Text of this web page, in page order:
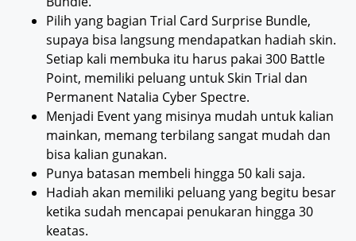
Pilih yang bagian Trial Card Surprise Bundle,
supaya bisa langsung mendapatkan hadiah skin.
Setiap kali membuka itu harus pakai 300 Battle
Point, memiliki peluang untuk Skin Trial dan
Permanent Natalia Cyber Spectre.
Menjadi Event yang misinya mudah untuk kalian
mainkan, memang terbilang sangat mudah dan
bisa kalian gunakan.
Punya batasan membeli hingga 50 kali saja.
Hadiah akan memiliki peluang yang begitu besar
ketika sudah mencapai penukaran hingga 30
keatas.